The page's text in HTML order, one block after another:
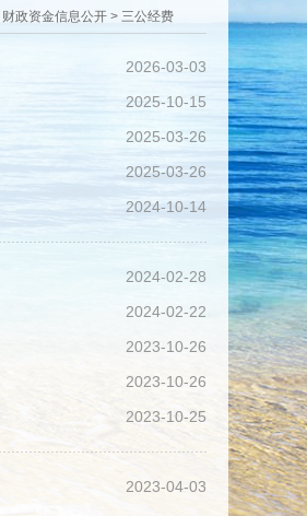
财政资金信息公开 > 三公经费
2026-03-03
2025-10-15
2025-03-26
2025-03-26
2024-10-14
2024-02-28
2024-02-22
2023-10-26
2023-10-26
2023-10-25
2023-04-03